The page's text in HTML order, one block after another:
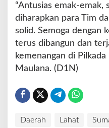
“Antusias emak-emak,
diharapkan para Tim
solid. Semoga dengan
terus dibangun dan
kemenangan di Pilkada
Maulana. (D1N)
Daerah Lahat